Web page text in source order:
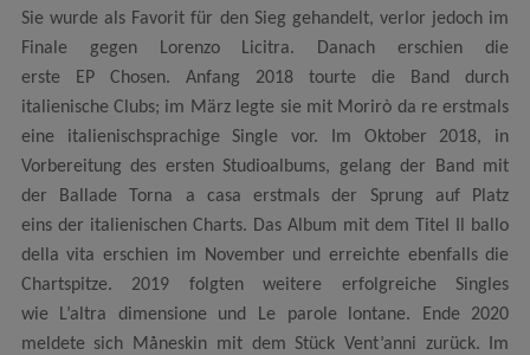
Sie wurde als Favorit für den Sieg gehandelt, verlor jedoch im
Finale gegen Lorenzo Licitra. Danach erschien die
erste EP Chosen. Anfang 2018 tourte die Band durch
italienische Clubs; im März legte sie mit Morirò da re erstmals
eine italienischsprachige Single vor. Im Oktober 2018, in
Vorbereitung des ersten Studioalbums, gelang der Band mit
der Ballade Torna a casa erstmals der Sprung auf Platz
eins der italienischen Charts. Das Album mit dem Titel Il ballo
della vita erschien im November und erreichte ebenfalls die
Chartspitze. 2019 folgten weitere erfolgreiche Singles
wie L’altra dimensione und Le parole lontane. Ende 2020
meldete sich Måneskin mit dem Stück Vent’anni zurück. Im